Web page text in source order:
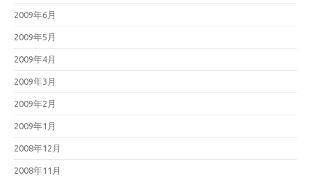
2009年6月
2009年5月
2009年4月
2009年3月
2009年2月
2009年1月
2008年12月
2008年11月